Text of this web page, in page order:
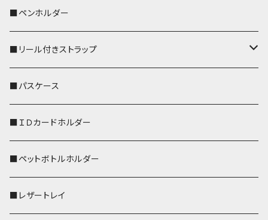
ペンギン
■ペンホルダー
■リール付きストラップ
リールのみ
ストラップ付
■パスケース
■ＩＤカードホルダー
■ペットボトルホルダー
■レザートレイ